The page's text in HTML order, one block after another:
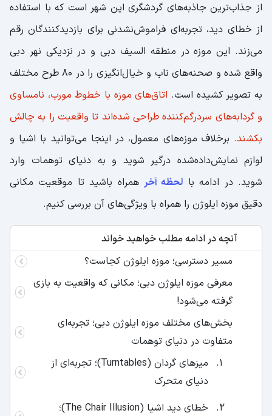
از جذاب‌ترین جاذبه‌های گردشگری این شهر است که با استفاده
از خطای دید، تجربه‌ای فراموش‌نشدنی برای بازدیدکنندگان رقم
می‌زند. این موزه در منطقه السیف دبی و در نزدیکی نهر دبی
واقع شده و صحنه‌های ناب و خیال‌انگیزی را در 80 طرح مختلف
به تصویر کشیده است. اتاق‌های موزه با خطوط مورب، نامساوی
و گردابه‌های سردرگم‌کننده طراحی شده‌اند تا واقعیت را به چالش
بکشند. برخلاف موزه‌های معمول، در اینجا می‌توانید با اشیا و
لوازم نمایش‌داده‌شده درگیر شوید و به دنیای توهمات وارد
شوید. در ادامه با لحظه آخر همراه باشید تا موقعیت مکانی
دقیق موزه ایلوژن را همراه با ویژگی‌‎های آن بررسی کنیم.
آنچه در ادامه مطلب خواهید خواند
مسیر دسترسی؛ موزه ایلوژن کجاست؟
معرفی موزه ایلوژن دبی؛ مکانی که واقعیت به بازی
گرفته می‌شود!
بخش‌های مختلف موزه ایلوژن دبی؛ تجربه‌ای
متفاوت در دنیای توهمات
میزهای گردان (Turntables)؛ تجربه‌ای از
دنیای متحرک
خطای دید اشیا (The Chair Illusion)؛